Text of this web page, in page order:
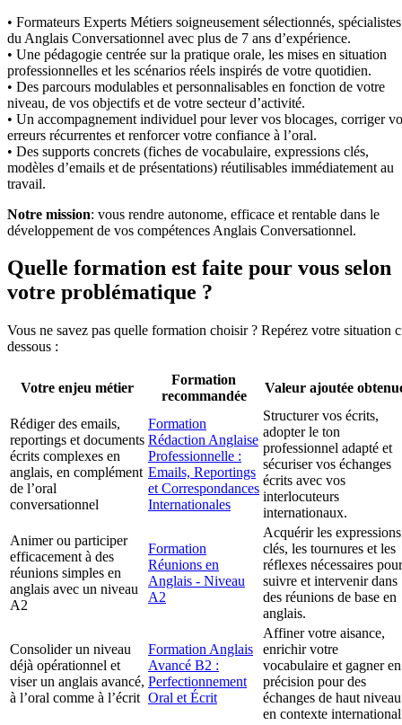
• Formateurs Experts Métiers soigneusement sélectionnés, spécialistes
du Anglais Conversationnel avec plus de 7 ans d’expérience.
• Une pédagogie centrée sur la pratique orale, les mises en situation
professionnelles et les scénarios réels inspirés de votre quotidien.
• Des parcours modulables et personnalisables en fonction de votre
niveau, de vos objectifs et de votre secteur d’activité.
• Un accompagnement individuel pour lever vos blocages, corriger
erreurs récurrentes et renforcer votre confiance à l’oral.
• Des supports concrets (fiches de vocabulaire, expressions clés,
modèles d’emails et de présentations) réutilisables immédiatement au
travail.
Notre mission: vous rendre autonome, efficace et rentable dans le
développement de vos compétences Anglais Conversationnel.
Quelle formation est faite pour vous selon
votre problématique ?
Vous ne savez pas quelle formation choisir ? Repérez votre situation
dessous :
Votre enjeu métier
Formation
recommandée
Valeur ajoutée
Rédiger des emails,
reportings et documents
écrits complexes en
anglais, en complément
de l’oral
conversationnel
Formation
Rédaction Anglaise
Professionnelle :
Emails, Reportings
et Correspondances
Internationales
Structurer vos écrits,
adopter le ton
professionnel adapté et
sécuriser vos échanges
écrits avec vos
interlocuteurs
internationaux.
Animer ou participer
efficacement à des
réunions simples en
anglais avec un niveau
A2
Formation
Réunions en
Anglais - Niveau
A2
Acquérir les expressions
clés, les tournures et les
réflexes nécessaires pour
suivre et intervenir dans
des réunions de base en
anglais.
Consolider un niveau
déjà opérationnel et
viser un anglais avancé,
à l’oral comme à l’écrit
Formation Anglais
Avancé B2 :
Perfectionnement
Oral et Écrit
Affiner votre aisance,
enrichir votre
vocabulaire et gagner en
précision pour des
échanges de haut niveau
en contexte